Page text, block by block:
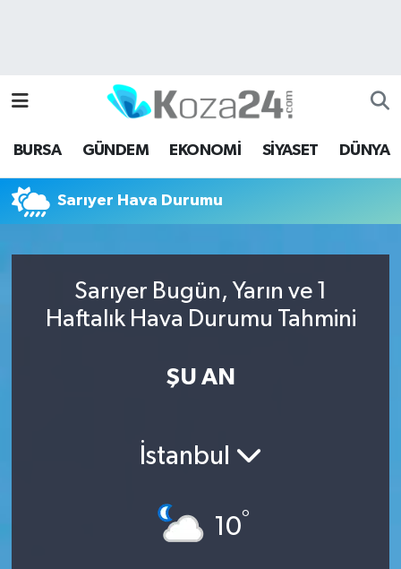
BURSA GÜNDEM EKONOMİ SİYASET DÜNYA
Sarıyer Hava Durumu
Sarıyer Bugün, Yarın ve 1
Haftalık Hava Durumu Tahmini
ŞU AN
İstanbul
10°
Bursa Hava Durumu
Bursa Namaz Vakitleri
Bursa Trafik Yoğunluk Haritası
Tüm Manşetler